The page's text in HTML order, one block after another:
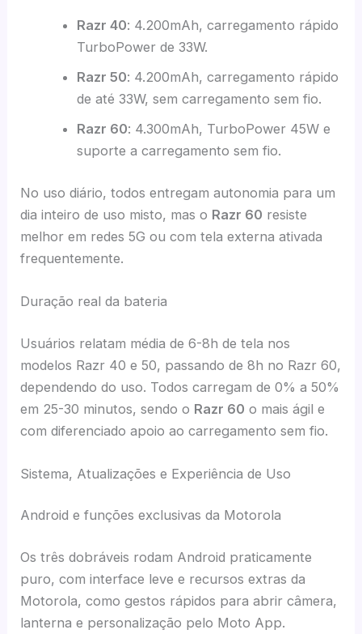
Razr 40: 4.200mAh, carregamento rápido
TurboPower de 33W.
Razr 50: 4.200mAh, carregamento rápido
de até 33W, sem carregamento sem fio.
Razr 60: 4.300mAh, TurboPower 45W e
suporte a carregamento sem fio.
No uso diário, todos entregam autonomia para um
dia inteiro de uso misto, mas o Razr 60 resiste
melhor em redes 5G ou com tela externa ativada
frequentemente.
Duração real da bateria
Usuários relatam média de 6-8h de tela nos
modelos Razr 40 e 50, passando de 8h no Razr 60,
dependendo do uso. Todos carregam de 0% a 50%
em 25-30 minutos, sendo o Razr 60 o mais ágil e
com diferenciado apoio ao carregamento sem fio.
Sistema, Atualizações e Experiência de Uso
Android e funções exclusivas da Motorola
Os três dobráveis rodam Android praticamente
puro, com interface leve e recursos extras da
Motorola, como gestos rápidos para abrir câmera,
lanterna e personalização pelo Moto App.